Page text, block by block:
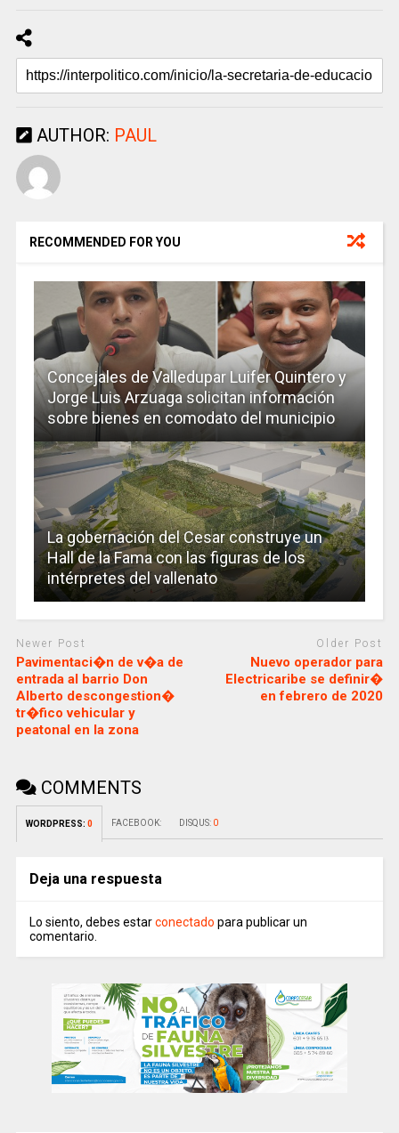
AUTHOR: PAUL
RECOMMENDED FOR YOU
Concejales de Valledupar Luifer Quintero y
Jorge Luis Arzuaga solicitan información
sobre bienes en comodato del municipio
La gobernación del Cesar construye un
Hall de la Fama con las figuras de los
intérpretes del vallenato
Newer Post
Pavimentaci�n de v�a de
entrada al barrio Don
Alberto descongestion�
tr�fico vehicular y
peatonal en la zona
Older Post
Nuevo operador para
Electricaribe se definir�
en febrero de 2020
COMMENTS
WORDPRESS: 0 FACEBOOK: DISQUS: 0
Deja una respuesta
Lo siento, debes estarconectado para publicar un
comentario.